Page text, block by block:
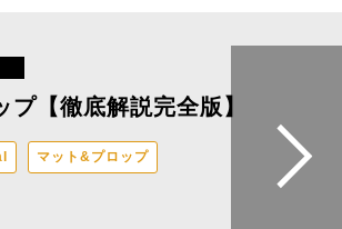
プ【徹底解説完全版】
マット&プロップ